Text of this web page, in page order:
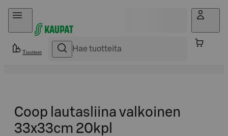
Hyppää sisältöön
Tuotteet
Coop lautasliina valkoinen
33x33cm 20kpl